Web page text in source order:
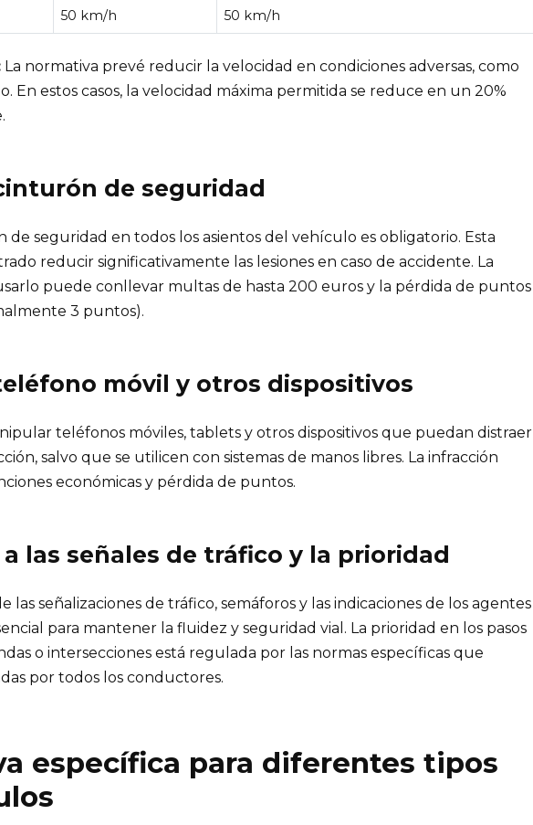
50 km/h 50 km/h
La normativa prevé reducir la velocidad en condiciones adversas, como
En estos casos, la velocidad máxima permitida se reduce en un 20%
de seguridad
de seguridad en todos los asientos del vehículo es obligatorio. Esta
reducir significativamente las lesiones en caso de accidente. La
puede conllevar multas de hasta 200 euros y la pérdida de puntos
3 puntos).
móvil y otros dispositivos
teléfonos móviles, tablets y otros dispositivos que puedan distraer
salvo que se utilicen con sistemas de manos libres. La infracción
económicas y pérdida de puntos.
las señales de tráfico y la prioridad
las señalizaciones de tráfico, semáforos y las indicaciones de los agentes
para mantener la fluidez y seguridad vial. La prioridad en los pasos
o intersecciones está regulada por las normas específicas que
por todos los conductores.
específica para diferentes tipos